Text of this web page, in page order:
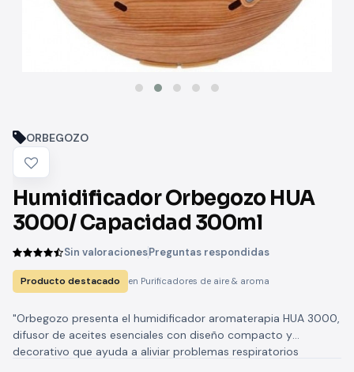
ORBEGOZO
Humidificador Orbegozo HUA
3000/ Capacidad 300ml
Sin valoracionesPreguntas respondidas
Producto destacado en Purificadores de aire & aroma
"Orbegozo presenta el humidificador aromaterapia HUA 3000,
difusor de aceites esenciales con diseño compacto y
decorativo que ayuda a aliviar problemas respiratorios